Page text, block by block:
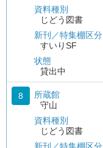
資料種別
じどう図書
新刊／特集棚区分
すいりSF
状態
貸出中
8
所蔵館
守山
資料種別
じどう図書